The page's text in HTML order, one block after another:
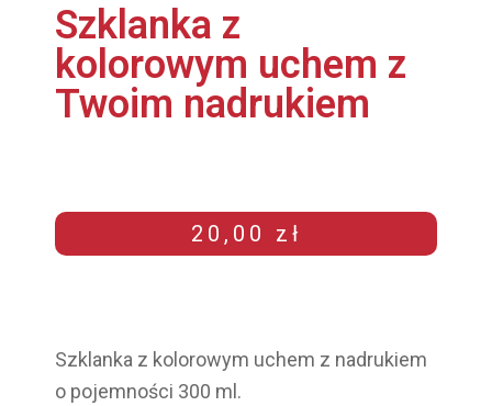
Szklanka z
kolorowym uchem z
Twoim nadrukiem
20,00 zł
Szklanka z kolorowym uchem z nadrukiem
o pojemności 300 ml.